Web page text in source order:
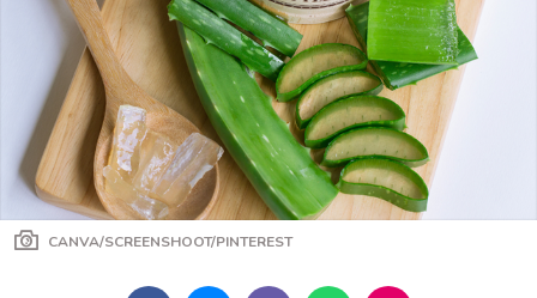
CANVA/SCREENSHOOT/PINTEREST